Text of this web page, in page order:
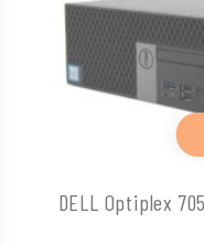
DELL Optiplex